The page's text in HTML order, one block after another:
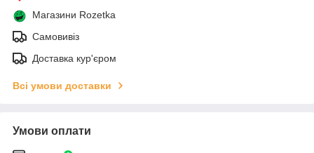
Магазини Rozetka
Самовивіз
Доставка кур'єром
Всі умови доставки
Умови оплати